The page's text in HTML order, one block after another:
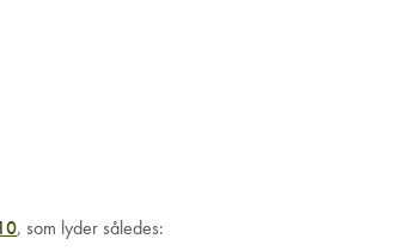
, som lyder således: